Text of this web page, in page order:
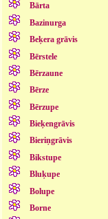
Bārta
Bazinurga
Beķera grāvis
Bērstele
Bērzaune
Bērze
Bērzupe
Bieķengrāvis
Bieriņgrāvis
Bikstupe
Bluķupe
Bolupe
Borne